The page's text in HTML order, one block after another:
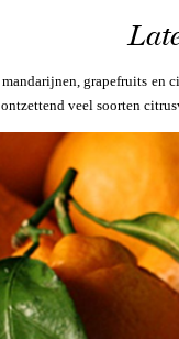
mandarijnen, grapefruits en
veel soorten